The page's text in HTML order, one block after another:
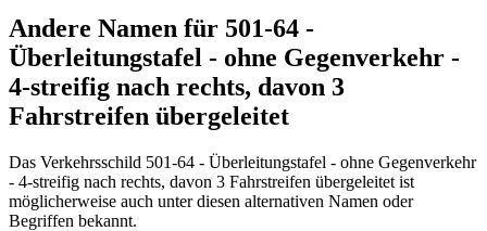
Andere Namen für 501-64 -
Überleitungstafel - ohne Gegenverkehr -
4-streifig nach rechts, davon 3
Fahrstreifen übergeleitet
Das Verkehrsschild 501-64 - Überleitungstafel - ohne Gegenverkehr
- 4-streifig nach rechts, davon 3 Fahrstreifen übergeleitet ist
möglicherweise auch unter diesen alternativen Namen oder
Begriffen bekannt.